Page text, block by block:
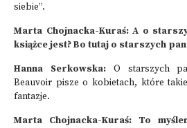
siebie”.
Marta Chojnacka-Kuraś: A o
książce jest? Bo tutaj o starszych
Hanna Serkowska: O starszych
Beauvoir pisze o kobietach, które
fantazje.
Marta Chojnacka-Kuraś: To